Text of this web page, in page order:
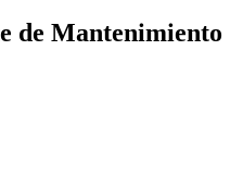
de Mantenimiento